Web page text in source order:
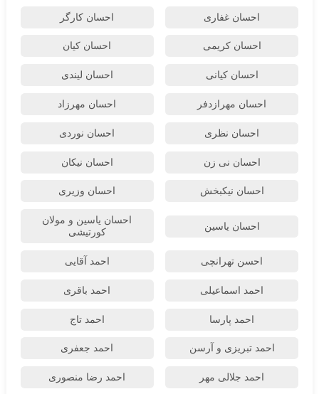
احسان غفاری احسان کارگر
احسان کریمی احسان کیان
احسان کیانی احسان لیندی
احسان مهرازدفر احسان مهرزاد
احسان نظری احسان نوردی
احسان نی زن احسان نیکان
احسان نیکبخش احسان وزیری
احسان یاسین
احسان یاسین و مولان
کورتیشی
احسن تهرانچی احمد آقایی
احمد اسماعیلی احمد باقری
احمد پارسا احمد تاج
احمد تبریزی و آرسن احمد جعفری
احمد جلالی مهر احمد رضا منصوری